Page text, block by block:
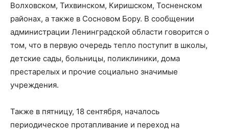
Волховском, Тихвинском, Киришском, Тосненском
районах, а также в Сосновом Бору. В сообщении
администрации Ленинградской области говорится о
том, что в первую очередь тепло поступит в школы,
детские сады, больницы, поликлиники, дома
престарелых и прочие социально значимые
учреждения.
Также в пятницу, 18 сентября, началось
периодическое протапливание и переход на